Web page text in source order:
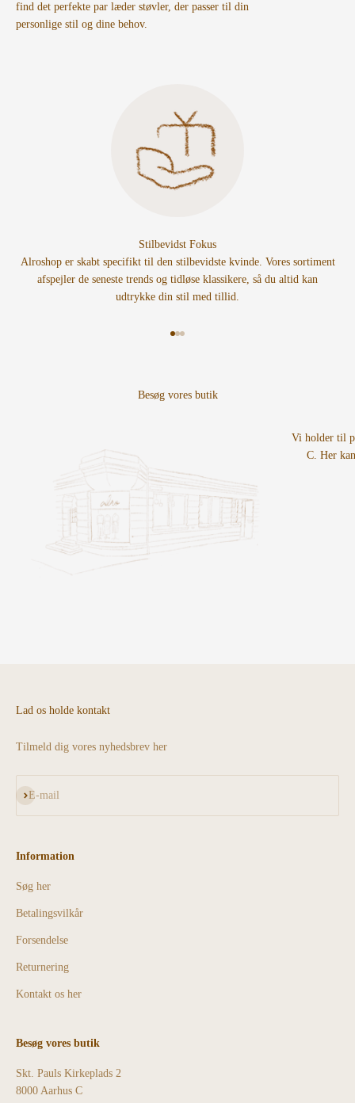
find det perfekte par læder støvler, der passer til din
personlige stil og dine behov.
Stilbevidst Fokus
Alroshop er skabt specifikt til den stilbevidste kvinde. Vores sortiment
afspejler de seneste trends og tidløse klassikere, så du altid kan
udtrykke din stil med tillid.
Vi holder til
C. Her
Lad os holde kontakt
Tilmeld dig vores nyhedsbrev her
E-mail
Abonnér
Information
Søg her
Betalingsvilkår
Forsendelse
Returnering
Kontakt os her
Besøg vores butik
Skt. Pauls Kirkeplads 2
8000 Aarhus C